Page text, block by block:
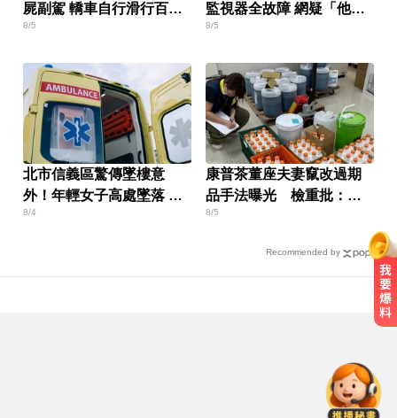
屍副駕 轎車自行滑行百餘
公尺
8/5
監視器全故障 網疑「他是
抽籤辦事」
8/5
北市信義區驚傳墜樓意
外！年輕女子高處墜落 當
場身亡
8/4
康普茶董座夫妻竄改過期
品手法曝光 檢重批：食
裡的良沒了
8/5
Recommended by